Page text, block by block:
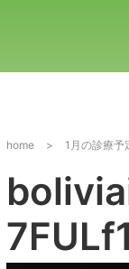
home > 1月の診療予